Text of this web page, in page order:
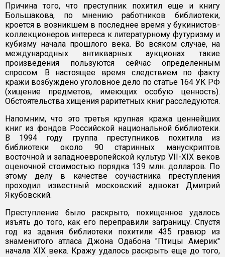
Причина того, что преступник похитил еще и книгу
Большакова, по мнению работников библиотеки,
кроется в возникшем в последнее время у букинистов-
коллекционеров интереса к литературному футуризму и
кубизму начала прошлого века. Во всяком случае, на
международных антикварных аукционах такие
произведения пользуются сейчас определенным
спросом. В настоящее время следствием по факту
кражи возбуждено уголовное дело по статье 164 УК РФ
(хищение предметов, имеющих особую ценность).
Обстоятельства хищения раритетных книг расследуются.
Напомним, что это третья крупная кража ценнейших
книг из фондов Российской национальной библиотеки.
В 1994 году группа преступников похитила из
библиотеки около 90 старинных манускриптов
восточной и западноевропейской культур VII-XIX веков
оценочной стоимостью порядка 139 млн. долларов. По
этому делу в качестве соучастника преступления
проходил известный московский адвокат Дмитрий
Якубовский.
Преступление было раскрыто, похищенное удалось
изъять до того, как его переправили заграницу. Спустя
год из здания библиотеки похитили 435 гравюр из
знаменитого атласа Джона Одабона "Птицы Америк"
начала XIX века. Кражу удалось раскрыть еще до того,